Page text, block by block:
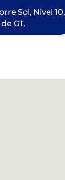
Sol, Nivel 10,
de GT.